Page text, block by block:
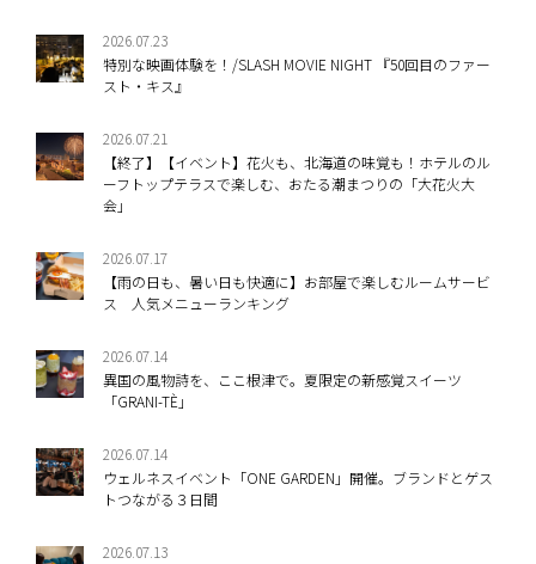
2026.07.23
特別な映画体験を！/SLASH MOVIE NIGHT 『50回目のファー
スト・キス』
2026.07.21
【終了】【イベント】花火も、北海道の味覚も！ホテルのル
ーフトップテラスで楽しむ、おたる潮まつりの「大花火大
会」
2026.07.17
【雨の日も、暑い日も快適に】お部屋で楽しむルームサービ
ス 人気メニューランキング
2026.07.14
異国の風物詩を、ここ根津で。夏限定の新感覚スイーツ
「GRANI-TÈ」
2026.07.14
ウェルネスイベント「ONE GARDEN」開催。ブランドとゲス
トつながる３日間
2026.07.13